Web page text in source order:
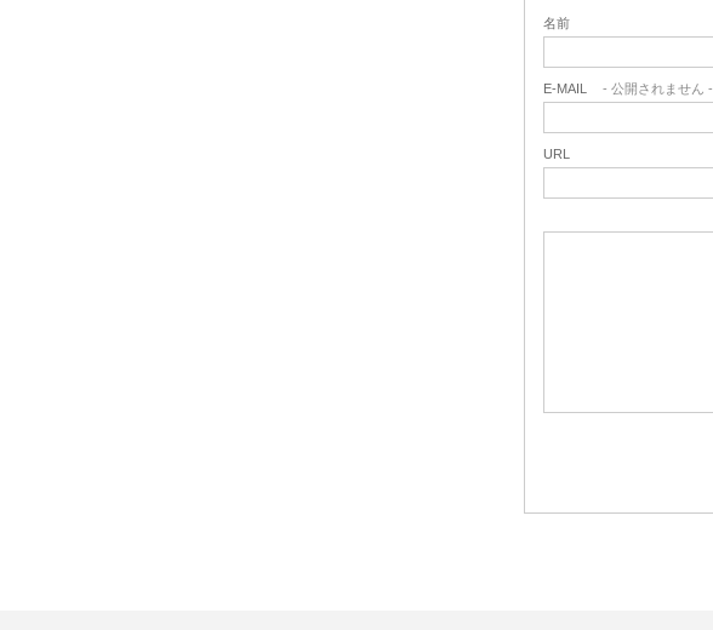
名前
E-MAIL - 公開されません -
URL